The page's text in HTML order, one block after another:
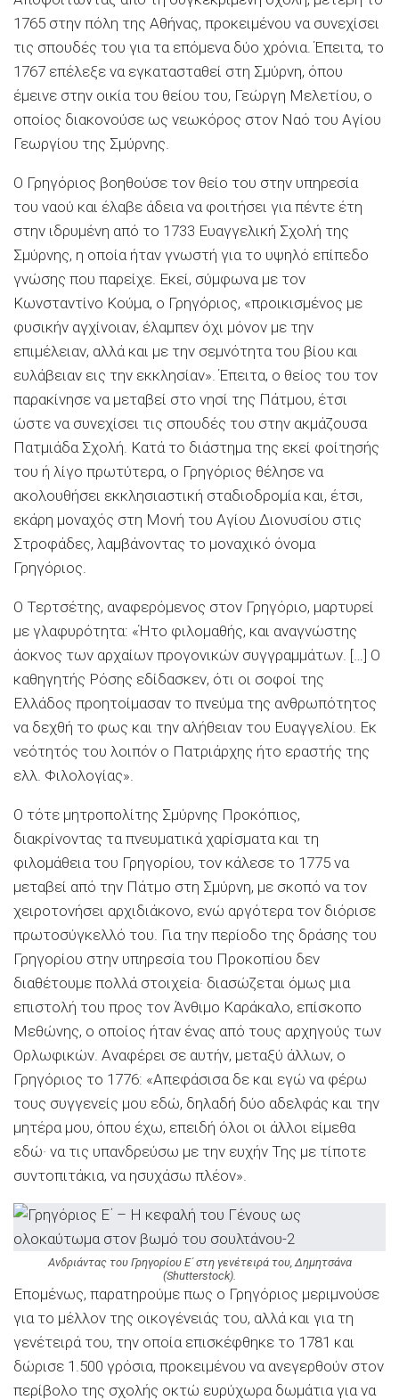
1765 στην πόλη της Αθήνας, προκειμένου να συνεχίσει
τις σπουδές του για τα επόμενα δύο χρόνια. Έπειτα, το
1767 επέλεξε να εγκατασταθεί στη Σμύρνη, όπου
έμεινε στην οικία του θείου του, Γεώργη Μελετίου, ο
οποίος διακονούσε ως νεωκόρος στον Ναό του Αγίου
Γεωργίου της Σμύρνης.
Ο Γρηγόριος βοηθούσε τον θείο του στην υπηρεσία
του ναού και έλαβε άδεια να φοιτήσει για πέντε έτη
στην ιδρυμένη από το 1733 Ευαγγελική Σχολή της
Σμύρνης, η οποία ήταν γνωστή για το υψηλό επίπεδο
γνώσης που παρείχε. Εκεί, σύμφωνα με τον
Κωνσταντίνο Κούμα, ο Γρηγόριος, «προικισμένος με
φυσικήν αγχίνοιαν, έλαμπεν όχι μόνον με την
επιμέλειαν, αλλά και με την σεμνότητα του βίου και
ευλάβειαν εις την εκκλησίαν». Έπειτα, ο θείος του τον
παρακίνησε να μεταβεί στο νησί της Πάτμου, έτσι
ώστε να συνεχίσει τις σπουδές του στην ακμάζουσα
Πατμιάδα Σχολή. Κατά το διάστημα της εκεί φοίτησής
του ή λίγο πρωτύτερα, ο Γρηγόριος θέλησε να
ακολουθήσει εκκλησιαστική σταδιοδρομία και, έτσι,
εκάρη μοναχός στη Μονή του Αγίου Διονυσίου στις
Στροφάδες, λαμβάνοντας το μοναχικό όνομα
Γρηγόριος.
Ο Τερτσέτης, αναφερόμενος στον Γρηγόριο, μαρτυρεί
με γλαφυρότητα: «Ήτο φιλομαθής, και αναγνώστης
άοκνος των αρχαίων προγονικών συγγραμμάτων. […] Ο
καθηγητής Ρόσης εδίδασκεν, ότι οι σοφοί της
Ελλάδος προητοίμασαν το πνεύμα της ανθρωπότητος
να δεχθή το φως και την αλήθειαν του Ευαγγελίου. Εκ
νεότητός του λοιπόν ο Πατριάρχης ήτο εραστής της
ελλ. Φιλολογίας».
Ο τότε μητροπολίτης Σμύρνης Προκόπιος,
διακρίνοντας τα πνευματικά χαρίσματα και τη
φιλομάθεια του Γρηγορίου, τον κάλεσε το 1775 να
μεταβεί από την Πάτμο στη Σμύρνη, με σκοπό να τον
χειροτονήσει αρχιδιάκονο, ενώ αργότερα τον διόρισε
πρωτοσύγκελλό του. Για την περίοδο της δράσης του
Γρηγορίου στην υπηρεσία του Προκοπίου δεν
διαθέτουμε πολλά στοιχεία· διασώζεται όμως μια
επιστολή του προς τον Άνθιμο Καράκαλο, επίσκοπο
Μεθώνης, ο οποίος ήταν ένας από τους αρχηγούς των
Ορλωφικών. Αναφέρει σε αυτήν, μεταξύ άλλων, ο
Γρηγόριος το 1776: «Απεφάσισα δε και εγώ να φέρω
τους συγγενείς μου εδώ, δηλαδή δύο αδελφάς και την
μητέρα μου, όπου έχω, επειδή όλοι οι άλλοι είμεθα
εδώ· να τις υπανδρεύσω με την ευχήν Της με τίποτε
συντοπιτάκια, να ησυχάσω πλέον».
Ανδριάντας του Γρηγορίου Ε΄ στη γενέτειρά του, Δημητσάνα
(Shutterstock).
Επομένως, παρατηρούμε πως ο Γρηγόριος μεριμνούσε
για το μέλλον της οικογένειάς του, αλλά και για τη
γενέτειρά του, την οποία επισκέφθηκε το 1781 και
δώρισε 1.500 γρόσια, προκειμένου να ανεγερθούν στον
περίβολο της σχολής οκτώ ευρύχωρα δωμάτια για να